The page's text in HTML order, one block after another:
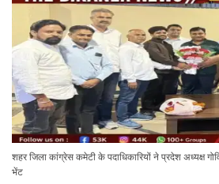
शहर जिला कांग्रेस कमेटी के पदाधिकारियों ने प्रदेश अध्यक्ष
भेंट